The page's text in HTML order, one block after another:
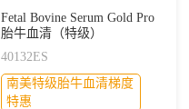
Fetal Bovine Serum Gold Pro
胎牛血清（特级）
40132ES
南美特级胎牛血清梯度
特惠